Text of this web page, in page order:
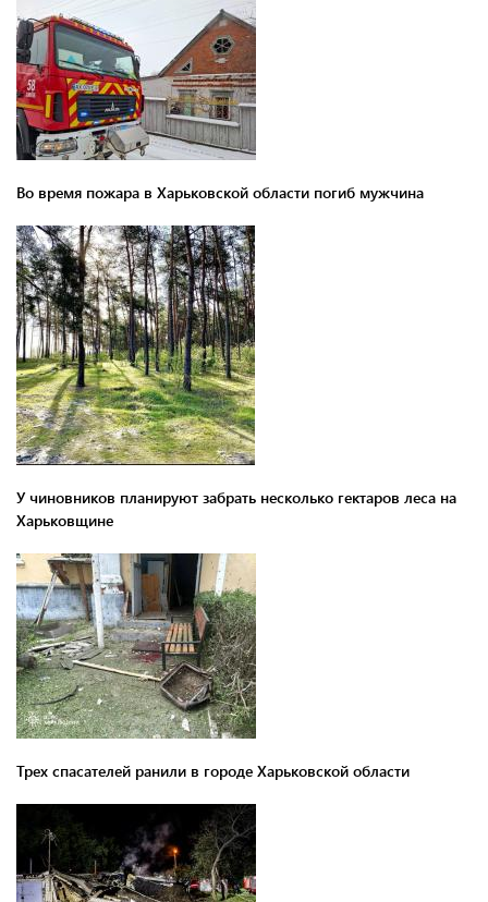
Во время пожара в Харьковской области погиб мужчина
У чиновников планируют забрать несколько гектаров леса на
Харьковщине
Трех спасателей ранили в городе Харьковской области